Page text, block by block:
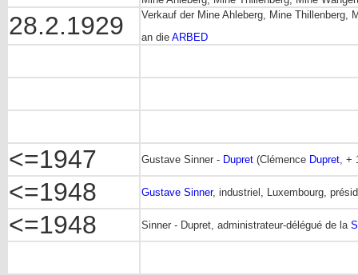
28.2.1929
Verkauf der Mine Ahleberg, Mine Thillenberg,
an die ARBED
<=1947 Gustave Sinner - Dupret (Clémence Dupret, +
<=1948 Gustave Sinner, industriel, Luxembourg,
<=1948 Sinner - Dupret, administrateur-délégué de la